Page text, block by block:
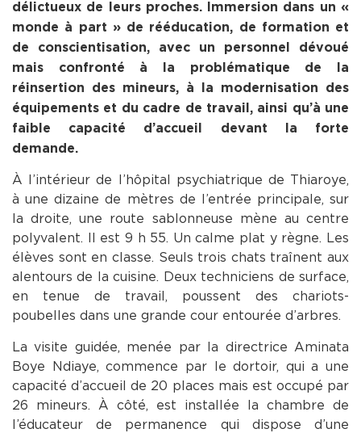
délictueux de leurs proches. Immersion dans un «
monde à part » de rééducation, de formation et
de conscientisation, avec un personnel dévoué
mais confronté à la problématique de la
réinsertion des mineurs, à la modernisation des
équipements et du cadre de travail, ainsi qu’à une
faible capacité d’accueil devant la forte
demande.
À l’intérieur de l’hôpital psychiatrique de Thiaroye,
à une dizaine de mètres de l’entrée principale, sur
la droite, une route sablonneuse mène au centre
polyvalent. Il est 9 h 55. Un calme plat y règne. Les
élèves sont en classe. Seuls trois chats traînent aux
alentours de la cuisine. Deux techniciens de surface,
en tenue de travail, poussent des chariots-
poubelles dans une grande cour entourée d’arbres.
La visite guidée, menée par la directrice Aminata
Boye Ndiaye, commence par le dortoir, qui a une
capacité d’accueil de 20 places mais est occupé par
26 mineurs. À côté, est installée la chambre de
l’éducateur de permanence qui dispose d’une